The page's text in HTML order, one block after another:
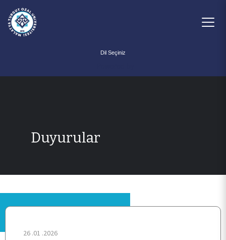
ANASAYFA
KURUMSAL
Duyurular
26 .01 .2026